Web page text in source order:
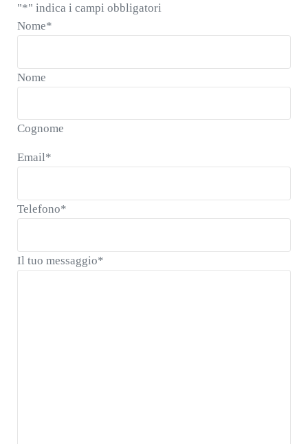
"*" indica i campi obbligatori
Nome*
Nome
Cognome
Email*
Telefono*
Il tuo messaggio*